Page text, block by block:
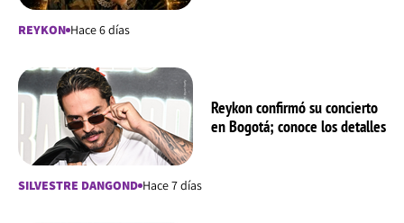
REYKON Hace 6 días
Reykon confirmó su concierto
en Bogotá; conoce los detalles
SILVESTRE DANGOND Hace 7 días